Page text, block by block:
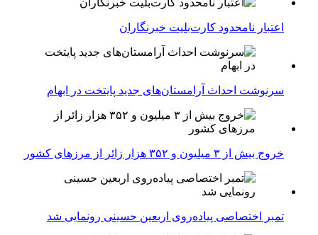
اعتبار نامحدود کارت‌بلیت خبرنگاران
سرنوشت احداث آرامستان‌های جدید پایتخت در ابهام
خروج بیش از ۳ میلیون و ۳۵۲ هزار زائر از مرزهای کشور
تمبر اختصاصی پیاده‌روی اربعین حسینی رونمایی شد